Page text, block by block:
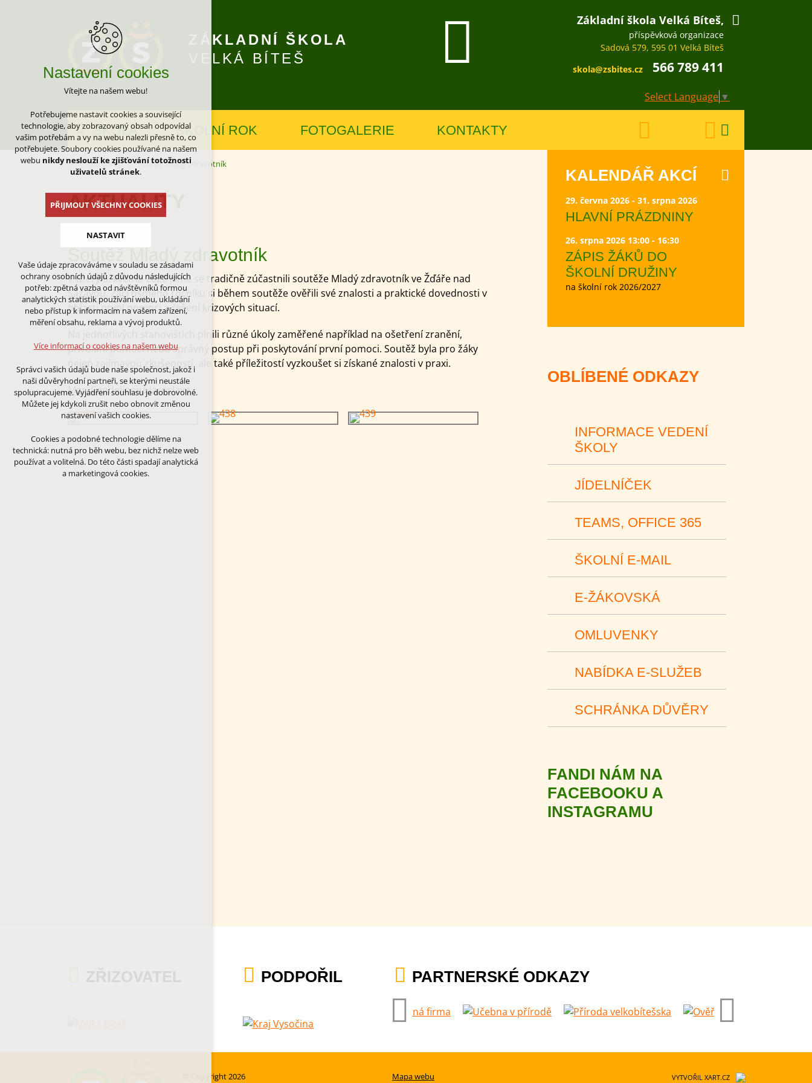
ZÁKLADNÍ ŠKOLA
VELKÁ BÍTEŠ
Základní škola Velká Bíteš,
příspěvková organizace
Sadová 579, 595 01 Velká Bíteš
skola@zsbites.cz
566 789 411
Select Language ▼
ŠKOLA ŠKOLNÍ ROK FOTOGALERIE KONTAKTY
Aktuality Soutěž Mladý zdravotník
AKTUALITY
Soutěž Mladý zdravotník
V úterý 5. května 2026 jsme se tradičně zúčastnili soutěže Mladý zdravotník ve Žďáře nad
Sázavou. Žáci osmého ročníku si během soutěže ověřili své znalosti a praktické dovednosti v
oblasti první pomoci a řešení krizových situací.
Na jednotlivých stanovištích plnili různé úkoly zaměřené například na ošetření zranění,
přivolání pomoci nebo správný postup při poskytování první pomoci. Soutěž byla pro žáky
nejen zajímavou zkušeností, ale také příležitostí vyzkoušet si získané znalosti v praxi.
Mgr. Cendelínová Jaroslava
KALENDÁŘ AKCÍ
29. června 2026 - 31. srpna 2026
HLAVNÍ PRÁZDNINY
26. srpna 2026 13:00 - 16:30
ZÁPIS ŽÁKŮ DO
ŠKOLNÍ DRUŽINY
na školní rok 2026/2027
OBLÍBENÉ ODKAZY
INFORMACE VEDENÍ
ŠKOLY
JÍDELNÍČEK
TEAMS, OFFICE 365
ŠKOLNÍ E-MAIL
E-ŽÁKOVSKÁ
OMLUVENKY
NABÍDKA E-SLUŽEB
SCHRÁNKA DŮVĚRY
FANDI NÁM NA
FACEBOOKU A
INSTAGRAMU
PODPOŘIL PARTNERSKÉ ODKAZY
© Copyright 2026
VYTVOŘIL XART.CZ
Mapa webu
Nastavení cookies
Vítejte na našem webu!
Potřebujeme nastavit cookies a související
technologie, aby zobrazovaný obsah odpovídal
vašim potřebám a vy na webu nalezli přesně to, co
potřebujete. Soubory cookies používané na našem
webu nikdy neslouží ke zjišťování totožnosti
uživatelů stránek.
PŘIJMOUT VŠECHNY COOKIES
NASTAVIT
Technická cookies
nutná pro provozování webu
udržení kontextu stránek (session):
případná přihlášení, volby jazyka, apod.
Volitelná cookies
analytická pro anonymizované
vyhodnocení návštěvnosti
marketingová cookies (Google)
Více informací o cookies na našem webu
ODMÍTNOUT VŠE
Vaše údaje zpracováváme v souladu se zásadami
ochrany osobních údajů z důvodu následujících
potřeb: zpětná vazba od návštěvníků formou
analytických statistik používání webu, ukládání
nebo přístup k informacím na vašem zařízení,
měření obsahu, reklama a vývoj produktů.
Více informací o cookies na našem webu
Správci vašich údajů bude naše společnost, jakož i
naši důvěryhodní partneři, se kterými neustále
spolupracujeme. Vyjádření souhlasu je dobrovolné.
Můžete jej kdykoli zrušit nebo obnovit změnou
nastavení vašich cookies.
Cookies a podobné technologie dělíme na
technická: nutná pro běh webu, bez nichž nelze web
používat a volitelná. Do této části spadají analytická
a marketingová cookies.